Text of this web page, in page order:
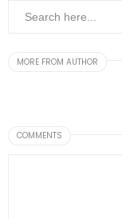
MORE FROM AUTHOR
COMMENTS